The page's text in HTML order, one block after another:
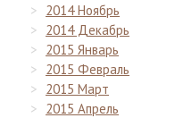
2014 Ноябрь
2014 Декабрь
2015 Январь
2015 Февраль
2015 Март
2015 Апрель